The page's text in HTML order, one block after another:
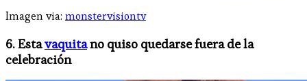
Imagen via: monstervisiontv
6. Estavaquitano quiso quedarse fuera de la
celebración